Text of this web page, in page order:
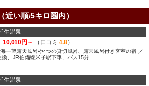
近い順/5キロ圏内）
生温泉
10,010円～ （口コミ4.8）
一望露天風呂や4つの貸切風呂、露天風呂付き客室の宿 ／
換、JR伯備線米子駅下車、バス15分
生温泉